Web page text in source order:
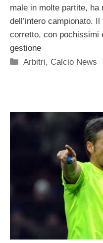
male in molte partite, ha
dell’intero campionato.
corretto, con pochissimi
gestione
Categorie
Arbitri, Calcio News